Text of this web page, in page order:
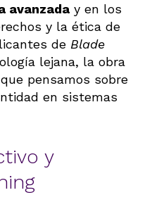
avanzada y en los
y la ética de
de Blade
lejana, la obra
pensamos sobre
en sistemas
y